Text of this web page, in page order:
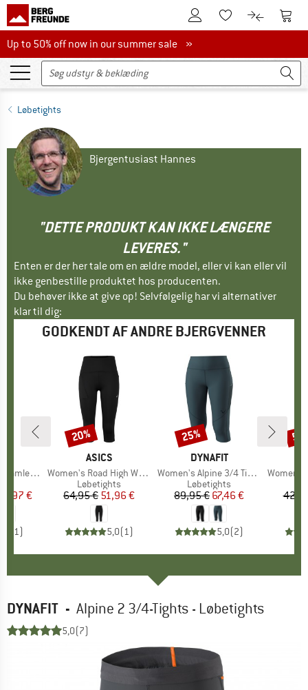
Til kundekontoenTil huskesedlen.
Til Til
Up to 50% off now in our summer sale
Up to 50% off now in our summer sale »
Løbetights
Bjergentusiast Hannes
"DETTE PRODUKT KAN IKKE LÆNGERE
LEVERES."
Enten er der her tale om en ældre model, eller vi kan eller vil
ikke genbestille produktet hos producenten.
Du behøver ikke at give op! Selvfølgelig har vi alternativer
klar til dig:
GODKENDT AF ANDRE BJERGVENNER
Tight
pris
€
1)
MÆRKE
ASICS
Artikel
Women's Road High Waist Capri Tight
Produktgruppe
Løbetights
Pris
64,95 € Nedsat pris
51,96 €
5,0(1)
Rabat
20%
MÆRKE
DYNAFIT
Artikel
Women's Alpine 3/4 Tights
Produktgruppe
Løbetights
Pris
89,95 €Nedsat pris
67,46 €
5,0(2)
Rabat
25%
Artikel
Women's
DYNAFIT - Alpine 2 3/4-Tights - Løbetights
5,0(7)